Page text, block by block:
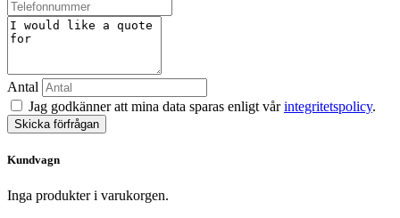
Antal
Jag godkänner att mina data sparas enligt vårintegritetspolicy.
Skicka förfrågan
Kundvagn
Inga produkter i varukorgen.